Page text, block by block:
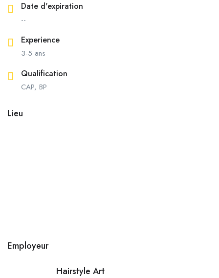
Date d'expiration
--
Experience
3-5 ans
Qualification
CAP, BP
Lieu
Employeur
Hairstyle Art